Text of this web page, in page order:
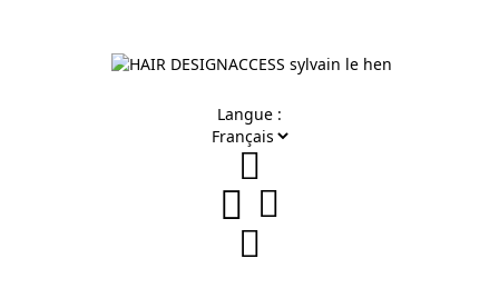
Langue :